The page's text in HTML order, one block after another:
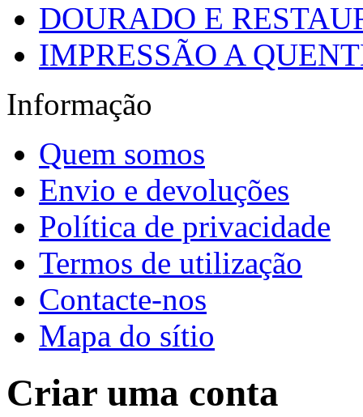
DOURADO E
IMPRESSÃO A
Informação
Quem somos
Envio e devoluções
Política de privacidade
Termos de utilização
Contacte-nos
Mapa do sítio
Criar uma conta